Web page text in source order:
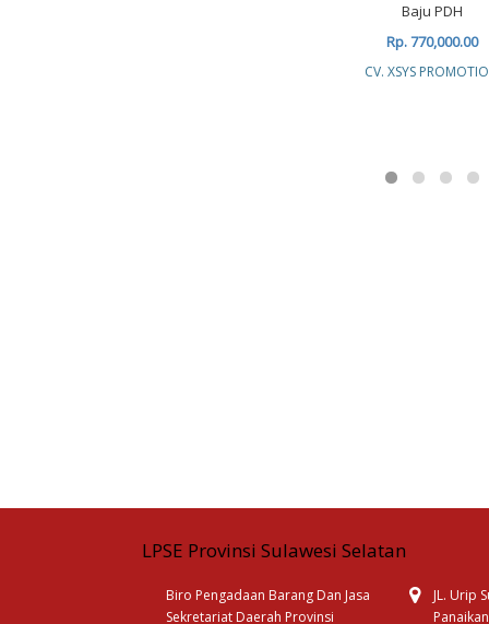
Baju PDH
Rp. 770,000.00
CV. XSYS
LPSE Provinsi Sulawesi Selatan
Biro Pengadaan Barang Dan Jasa
Sekretariat Daerah Provinsi
JL. Urip